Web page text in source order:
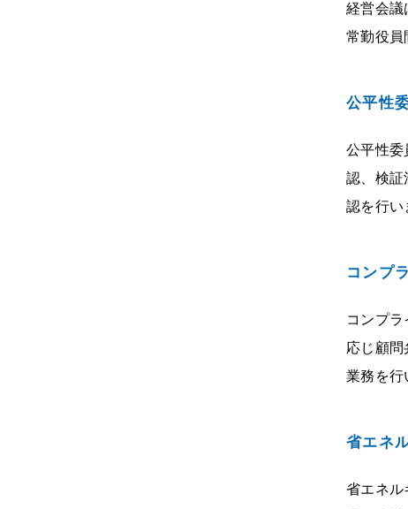
経営会議
常勤役員
公平性
公平性委
認、検証
認を行い
コンプ
コンプ
応じ顧
業務を行
省エネ
省エネル